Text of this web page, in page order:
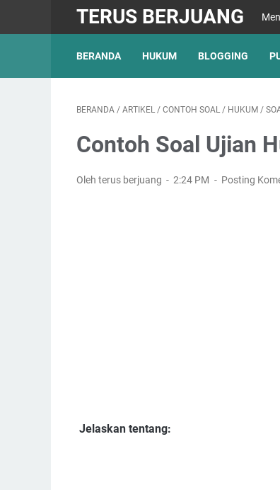
TERUS BERJUANG
BERANDA HUKUM BLOGGING
BERANDA / ARTIKEL / CONTOH SOAL / HUKUM /
Contoh Soal Ujian
Oleh terus berjuang 2:24 PM Posting
Jelaskan tentang: